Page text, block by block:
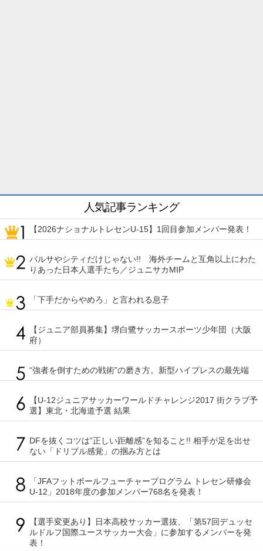
人気記事ランキング
【2026ナショナルトレセンU-15】1回目参加メンバー発表！
バルサやシティだけじゃない!! 海外チームと互角以上にわた
りあった日本人選手たち／ジュニサカMIP
「下手だからやめろ」と言われる息子
【ジュニア部員募集】堺白鷺サッカースポーツ少年団（大阪
府）
“強者を倒すための戦術”の磨き方。新型ハイプレスの最先端
【U-12ジュニアサッカーワールドチャレンジ2017 街クラブ予
選】東北・北海道予選 結果
DFを抜くコツは”正しい距離感”を知ること!! 相手が足を出せ
ない「ドリブル感覚」の掴み方とは
「JFAフットボールフューチャープログラム トレセン研修会
U-12」2018年度の参加メンバー768名を発表！
【選手変更あり】日本高校サッカー選抜、「第57回デュッセ
ルドルフ国際ユースサッカー大会」に参加するメンバーを発
表！